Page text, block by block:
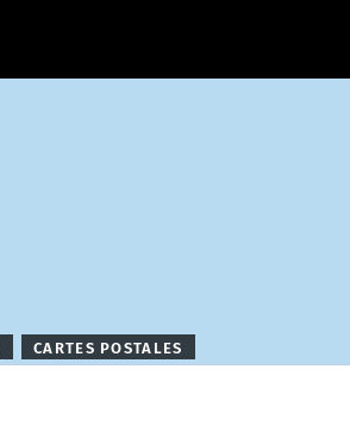
CARTES POSTALES